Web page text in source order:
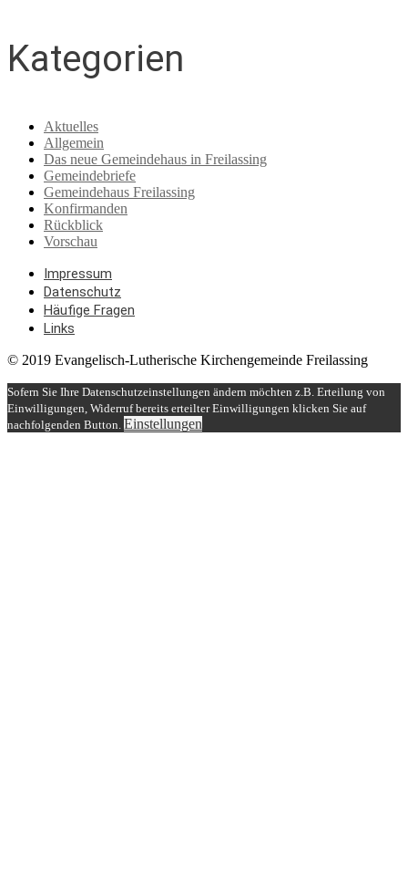
Kategorien
Aktuelles
Allgemein
Das neue Gemeindehaus in Freilassing
Gemeindebriefe
Gemeindehaus Freilassing
Konfirmanden
Rückblick
Vorschau
Impressum
Datenschutz
Häufige Fragen
Links
© 2019 Evangelisch-Lutherische Kirchengemeinde Freilassing
Sofern Sie Ihre Datenschutzeinstellungen ändern möchten z.B. Erteilung von
Einwilligungen, Widerruf bereits erteilter Einwilligungen klicken Sie auf
nachfolgenden Button. Einstellungen